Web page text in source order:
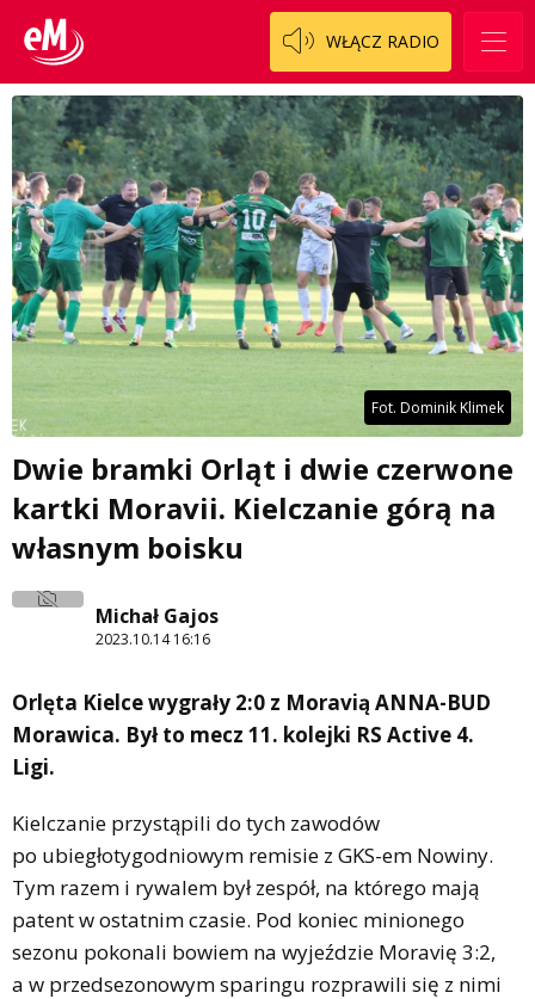
WŁĄCZ RADIO
Fot. Dominik Klimek
Dwie bramki Orląt i dwie czerwone
kartki Moravii. Kielczanie górą na
własnym boisku
Michał Gajos
2023.10.14 16:16
Orlęta Kielce wygrały 2:0 z Moravią ANNA-BUD
Morawica. Był to mecz 11. kolejki RS Active 4.
Ligi.
Kielczanie przystąpili do tych zawodów
po ubiegłotygodniowym remisie z GKS-em Nowiny.
Tym razem i rywalem był zespół, na którego mają
patent w ostatnim czasie. Pod koniec minionego
sezonu pokonali bowiem na wyjeździe Moravię 3:2,
a w przedsezonowym sparingu rozprawili się z nimi